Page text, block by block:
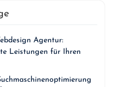
Agentur:
Leistungen für Ihren